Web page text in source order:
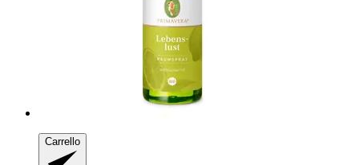
Carrello